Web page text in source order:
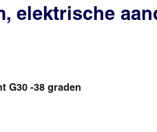
elektrische
G30 -38 graden